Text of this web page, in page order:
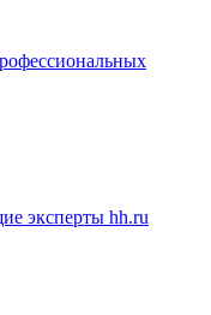
эксперты hh.ru